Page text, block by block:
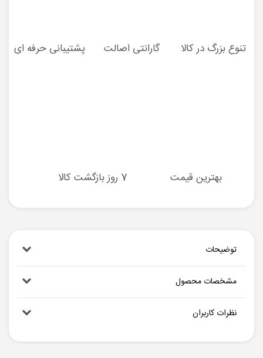
تنوع بزرگ در کالا گارانتی اصالت پشتیبانی حرفه ای
بهترین قیمت 7 روز بازگشت کالا
توضیحات
مشخصات محصول
نظرات کاربران